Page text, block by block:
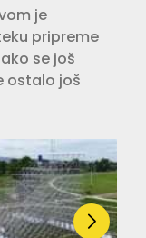
je
pripreme
se još
ostalo još